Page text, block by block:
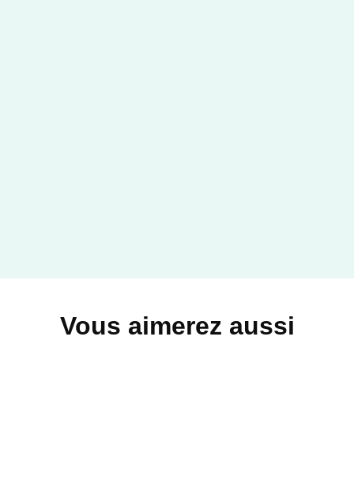
Vous aimerez aussi